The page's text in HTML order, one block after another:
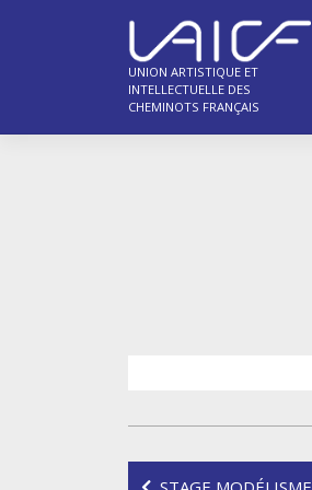
UNION ARTISTIQUE ET
INTELLECTUELLE DES
CHEMINOTS FRANÇAIS
Navigation